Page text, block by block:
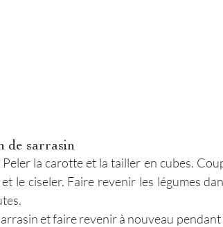
de sarrasin
la carotte et la tailler en cubes.
le ciseler. Faire revenir les légumes
et faire revenir à nouveau